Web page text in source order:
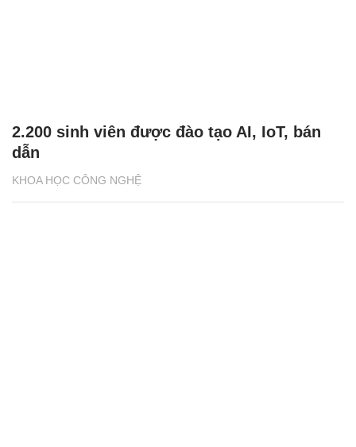
KHOA HỌC CÔNG NGHỆ
2.200 sinh viên được đào tạo AI, IoT, bán
dẫn